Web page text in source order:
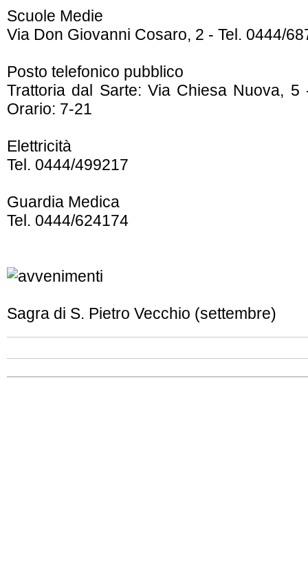
Scuole Medie
Via Don Giovanni Cosaro, 2 - Tel. 0444/
Posto telefonico pubblico
Trattoria dal Sarte: Via Chiesa Nuova, 5
Orario: 7-21
Elettricità
Tel. 0444/499217
Guardia Medica
Tel. 0444/624174
Sagra di S. Pietro Vecchio (settembre)